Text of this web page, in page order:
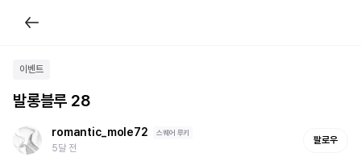
이벤트
발롱블루 28
romantic_mole72 스퀘어 루키
5달 전
팔로우